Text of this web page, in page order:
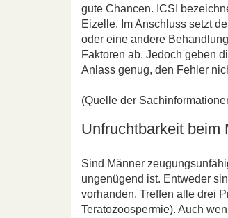
gute Chancen. ICSI
Eizelle. Im Anschluss setzt
oder eine andere
Faktoren ab. Jedoch geben
Anlass genug, den Fehler
(Quelle der
Unfruchtbarkeit beim
Sind Männer
ungenügend ist. Entweder
vorhanden. Treffen alle drei
Teratozoospermie). Auch